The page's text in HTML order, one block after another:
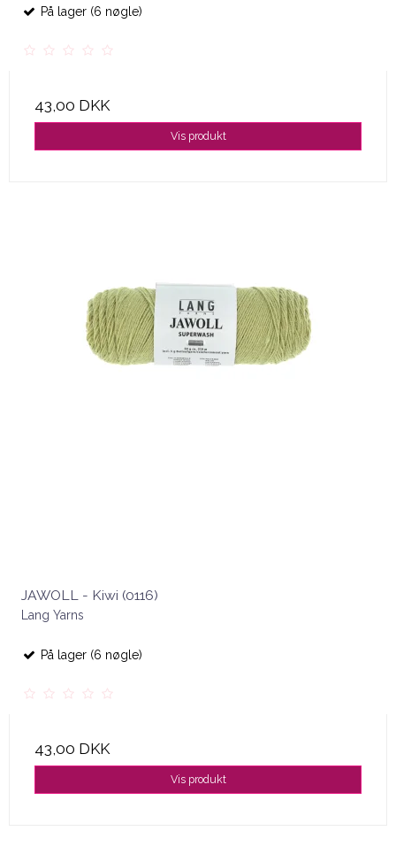
På lager (6 nøgle)
43,00 DKK
Vis produkt
JAWOLL - Kiwi (0116)
Lang Yarns
På lager (6 nøgle)
43,00 DKK
Vis produkt